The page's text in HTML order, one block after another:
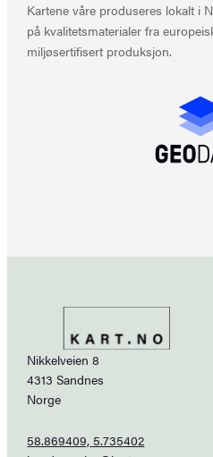
Kartene våre produseres lokalt i
på kvalitetsmaterialer fra
miljøsertifisert produksjon.
Nikkelveien 8
4313 Sandnes
Norge
58.869409, 5.735402